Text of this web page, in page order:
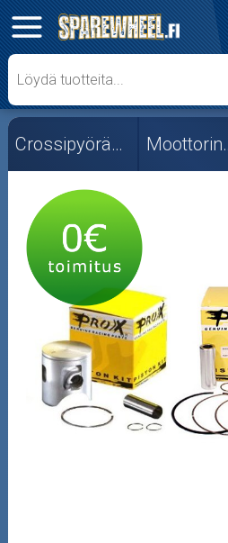
✕
Mopon osat
Skootterin osat
Crossipyörän osat
Moottoripyörän osat
Moottorikelkan osat
Mopoauton osat
Mönkijän osat
Puutarha ja metsä
Crossipyörän osat